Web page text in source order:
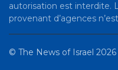
autorisation est interdite.
provenant d’agences
© The News of Israel 2026